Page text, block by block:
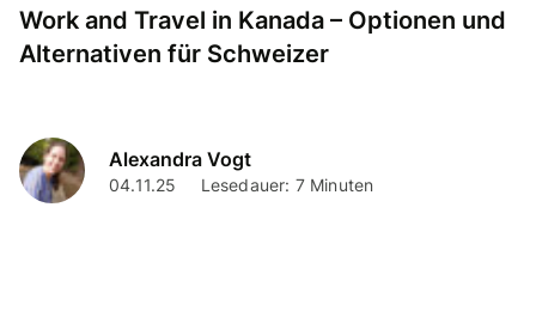
Work and Travel in Kanada – Optionen und
Alternativen für Schweizer
Alexandra Vogt
04.11.25 Lesedauer: 7 Minuten